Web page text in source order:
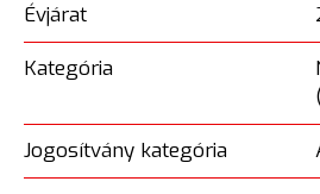
Évjárat
Kategória
Jogosítvány kategória